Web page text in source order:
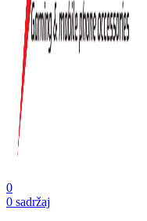
0
0 sadržaj